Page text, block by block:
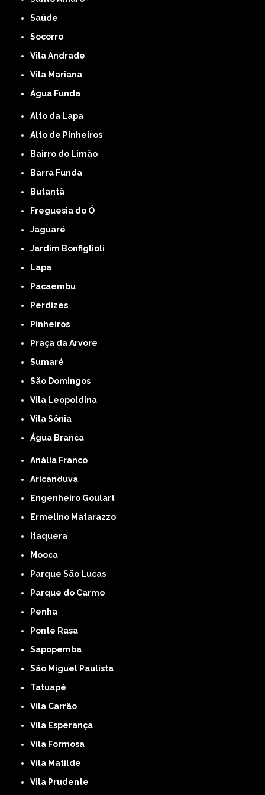
Saúde
Socorro
Vila Andrade
Vila Mariana
Água Funda
Alto da Lapa
Alto de Pinheiros
Bairro do Limão
Barra Funda
Butantã
Freguesia do Ó
Jaguaré
Jardim Bonfiglioli
Lapa
Pacaembu
Perdizes
Pinheiros
Praça da Arvore
Sumaré
São Domingos
Vila Leopoldina
Vila Sônia
Água Branca
Anália Franco
Aricanduva
Engenheiro Goulart
Ermelino Matarazzo
Itaquera
Mooca
Parque São Lucas
Parque do Carmo
Penha
Ponte Rasa
Sapopemba
São Miguel Paulista
Tatuapé
Vila Carrão
Vila Esperança
Vila Formosa
Vila Matilde
Vila Prudente